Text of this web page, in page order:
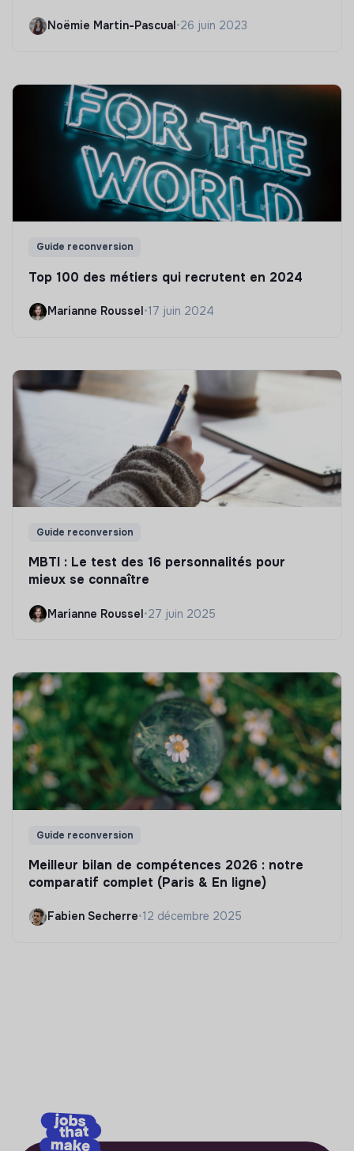
Noëmie Martin-Pascual •26 juin 2023
Guide reconversion
Top 100 des métiers qui recrutent en 2024
Marianne Roussel•17 juin 2024
Guide reconversion
MBTI : Le test des 16 personnalités pour
mieux se connaître
Marianne Roussel•27 juin 2025
Guide reconversion
Meilleur bilan de compétences 2026 : notre
comparatif complet (Paris & En ligne)
Fabien Secherre•12 décembre 2025